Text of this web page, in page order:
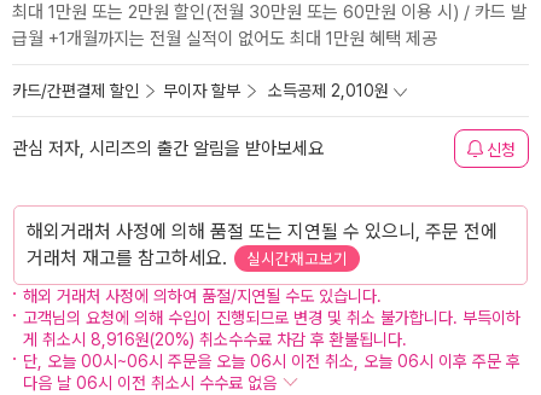
최대 1만원 또는 2만원 할인(전월 30만원 또는 60만원 이용 시) / 카드 발
급월 +1개월까지는 전월 실적이 없어도 최대 1만원 혜택 제공
카드/간편결제 할인 무이자 할부 소득공제 2,010원
관심 저자, 시리즈의 출간 알림을 받아보세요 신청
해외거래처 사정에 의해 품절 또는 지연될 수 있으니, 주문 전에
거래처 재고를 참고하세요.
실시간재고보기
해외 거래처 사정에 의하여 품절/지연될 수도 있습니다.
고객님의 요청에 의해 수입이 진행되므로 변경 및 취소 불가합니다. 부득이하
게 취소시 8,916원(20%) 취소수수료 차감 후 환불됩니다.
단, 오늘 00시~06시 주문을 오늘 06시 이전 취소, 오늘 06시 이후 주문 후
다음 날 06시 이전 취소시 수수료 없음